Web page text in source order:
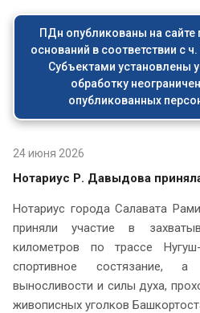
ПДн опубликованы на сайте
оснований в соответствии с
Субъектами установлены
обработку
опубликованных
24 июня 2026
Нотариус Р. Давыдова
Нотариус города Салавата
приняли участие в
километров по трассе
спортивное состязание, а
выносливости и силы духа,
живописных уголков